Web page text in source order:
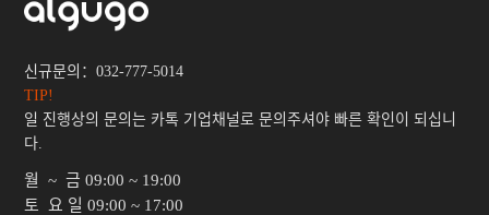
신규문의：032-777-5014
TIP!
일 진행상의 문의는 카톡 기업채널로 문의주셔야 빠른 확인이 되십니
다.
월 ~ 금 09:00 ~ 19:00
토 요 일 09:00 ~ 17:00